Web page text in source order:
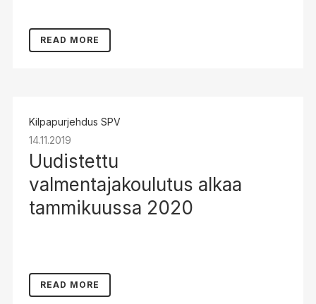
READ MORE
Kilpapurjehdus SPV
14.11.2019
Uudistettu
valmentajakoulutus alkaa
tammikuussa 2020
READ MORE